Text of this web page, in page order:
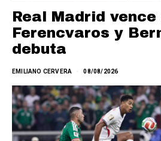
Real Madrid vence
Ferencvaros y
debuta
EMILIANO CERVERA 08/08/2026